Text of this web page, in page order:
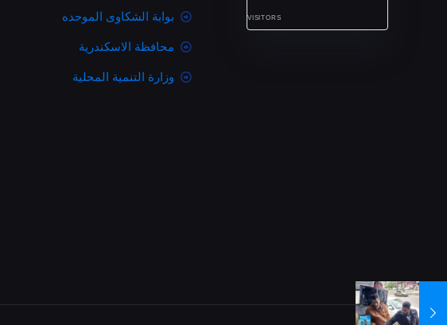
VISITORS
بوابة الشكاوى الموحده
محافظة الاسكندرية
وزارة التنمية المحلية